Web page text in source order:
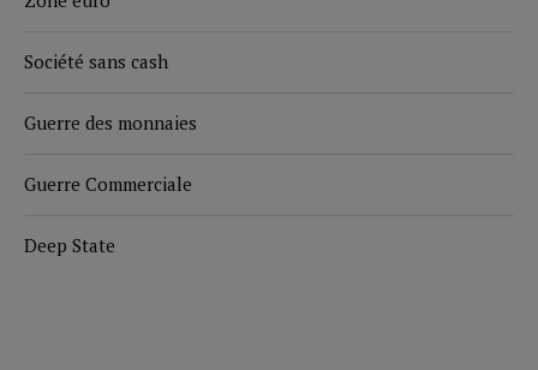
Société sans cash
Guerre des monnaies
Guerre Commerciale
Deep State